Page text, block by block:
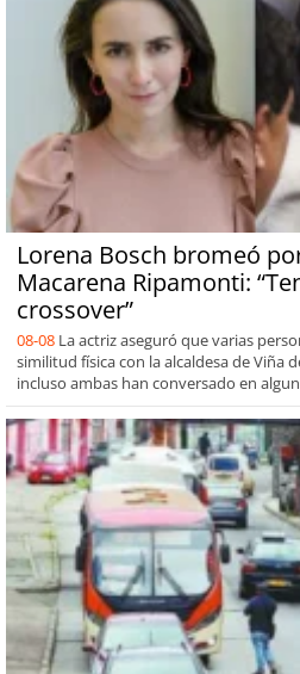
Lorena Bosch bromeó
Macarena Ripamonti:
crossover”
08-08 La actriz aseguró que varias
similitud física con la alcaldesa de Viña
incluso ambas han conversado en